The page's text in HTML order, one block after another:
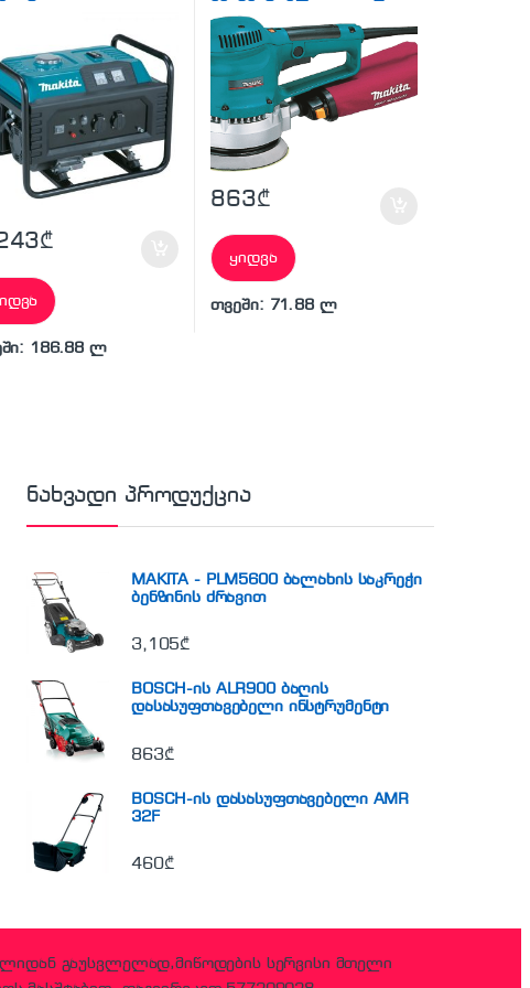
₾
186.88 ლ
მანქანა
863₾
ყიდვა
თვეში: 71.88 ლ
ნახვადი პროდუქცია
MAKITA - PLM5600 ბალახის საკრეჭი
ბენზინის ძრავით
3,105₾
BOSCH-ის ALR900 ბაღის
დასასუფთავებელი ინსტრუმენტი
863₾
BOSCH-ის დასასუფთავებელი AMR
32F
460₾
გაუსვლელად,მიწოდების სერვისი მთელი